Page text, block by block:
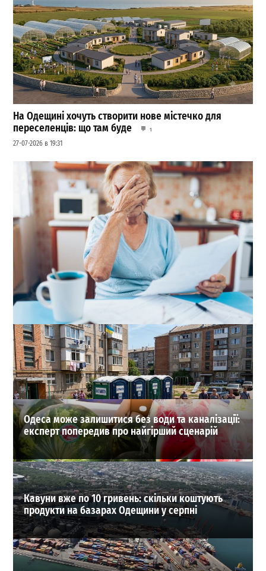
На Одещині хочуть створити нове містечко для
переселенців: що там буде
1
27-07-2026 в 19:31
Одеситам масово відкривають справи через борги за
комунальні послуги
0
03-08-2026 в 21:26
ВИБІР РЕДАКЦІЇ
Одеса може залишитися без води та каналізації:
експерт попередив про найгірший сценарій
Кавуни вже по 10 гривень: скільки коштують
продукти на базарах Одещини у серпні